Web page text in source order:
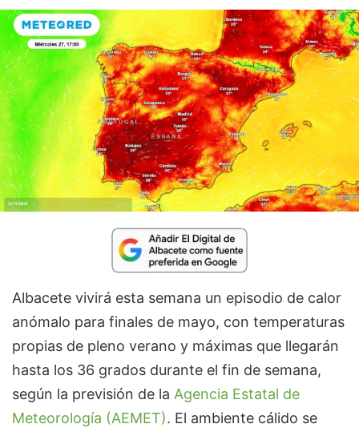
Albacete vivirá esta semana un episodio de calor
anómalo para finales de mayo, con temperaturas
propias de pleno verano y máximas que llegarán
hasta los 36 grados durante el fin de semana,
según la previsión de la Agencia Estatal de
Meteorología (AEMET). El ambiente cálido se